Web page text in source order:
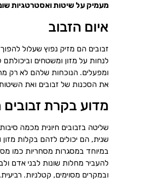
מעמיק על שיטות ואסטרטגיות
איום הזבוב
זבובים הם מזיק נפוץ שעלול
לנחות על מזון ומשטחים
ומפעלים. הנוכחות שלהם לא רק
את הסכנות של זבובים ואת
מדוע בקרת
שליטה בזבובים חיונית מכמה
שנית, הם יכולים לזהם בקלות
במיוחד במסגרות מסחריות כמו
להעביר מחלות שונות לבני אדם
ובמקרים מסוימים, קטלניות.